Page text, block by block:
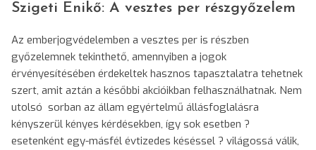
Szigeti Enikő: A vesztes per részgyőzelem
Az emberjogvédelemben a vesztes per is részben
győzelemnek tekinthető, amennyiben a jogok
érvényesítésében érdekeltek hasznos tapasztalatra tehetnek
szert, amit aztán a későbbi akcióikban felhasználhatnak. Nem
utolsó sorban az állam egyértelmű állásfoglalásra
kényszerül kényes kérdésekben, így sok esetben ?
esetenként egy-másfél évtizedes késéssel ? világossá válik,